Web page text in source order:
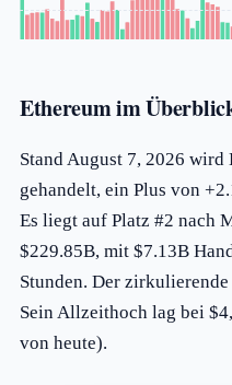
Ethereum im
Stand August 7, 2026
gehandelt, ein Plus von
Es liegt auf Platz #2 nach
$229.85B, mit $7.13B
Stunden. Der
Sein Allzeithoch lag bei
von heute).